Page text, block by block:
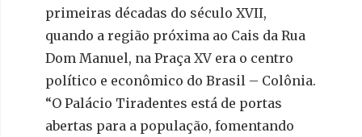
primeiras décadas do século XVII,
quando a região próxima ao Cais da Rua
Dom Manuel, na Praça XV era o centro
político e econômico do Brasil – Colônia.
“O Palácio Tiradentes está de portas
abertas para a população, fomentando